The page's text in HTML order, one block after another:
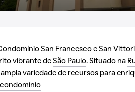
San Francesco e San
vibrante de São Paulo. Situado na
variedade de recursos para
condomínio